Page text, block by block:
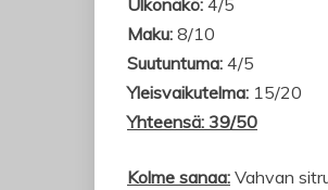
Ulkonäkö: 4/5
Maku: 8/10
Suutuntuma: 4/5
Yleisvaikutelma: 15/20
Yhteensä: 39/50
Kolme sanaa: Vahvan